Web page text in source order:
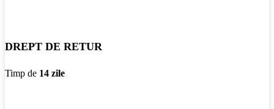
DREPT DE RETUR
Timp de 14 zile